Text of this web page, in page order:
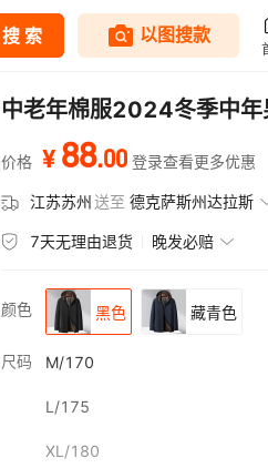
中老年棉服2024冬季中年
价格 ¥ 88.00 登录查看更多优惠
江苏苏州送至 德克萨斯州达拉斯
7天无理由退货 晚发必赔
颜色 黑色 藏青色
尺码 M/170
L/175
XL/180